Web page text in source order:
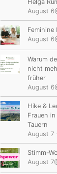
Helga
August
Feminine
August
Warum
nicht
früher
August
Hike &
Frauen
Tauern
August 7
Stimm-
August